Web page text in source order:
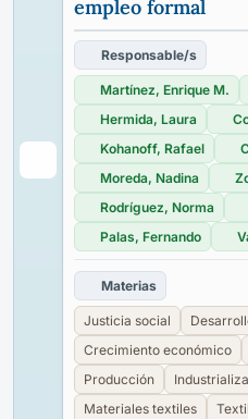
empleo formal
Responsable/s
Martínez, Enrique M.
Hermida, Laura
Kohanoff, Rafael
Moreda, Nadina
Rodríguez, Norma
Palas, Fernando
Materias
Justicia social
Crecimiento económico
Producción
Materiales textiles